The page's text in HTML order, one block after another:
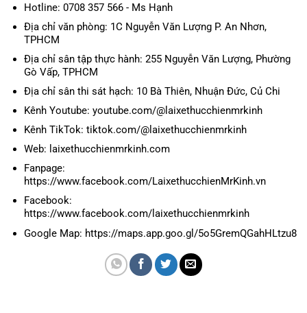
Hotline: 0708 357 566 - Ms Hạnh
Địa chỉ văn phòng: 1C Nguyễn Văn Lượng P. An Nhơn,
TPHCM
Địa chỉ sân tập thực hành: 255 Nguyễn Văn Lượng, Phường
Gò Vấp, TPHCM
Địa chỉ sân thi sát hạch: 10 Bà Thiên, Nhuận Đức, Củ Chi
Kênh Youtube: youtube.com/@laixethucchienmrkinh
Kênh TikTok: tiktok.com/@laixethucchienmrkinh
Web: laixethucchienmrkinh.com
Fanpage:
https://www.facebook.com/LaixethucchienMrKinh.vn
Facebook:
https://www.facebook.com/laixethucchienmrkinh
Google Map: https://maps.app.goo.gl/5o5GremQGahHLtzu8